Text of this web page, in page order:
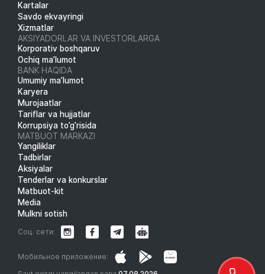
Kartalar
Savdo ekvayringi
Xizmatlar
AKSIYADORLAR VA INVESTORLARGA
Korporativ boshqaruv
Ochiq ma’lumot
BANK HAQIDA
Umumiy ma’lumot
Karyera
Murojaatlar
Tariflar va hujjatlar
Korrupsiya to’g’risida
MATBUOT MARKAZI
Yangiliklar
Tadbirlar
Aksiyalar
Tenderlar va konkurslar
Matbuot-kit
Media
Mulkni sotish
Мобильное приложение:
Соц. сети: